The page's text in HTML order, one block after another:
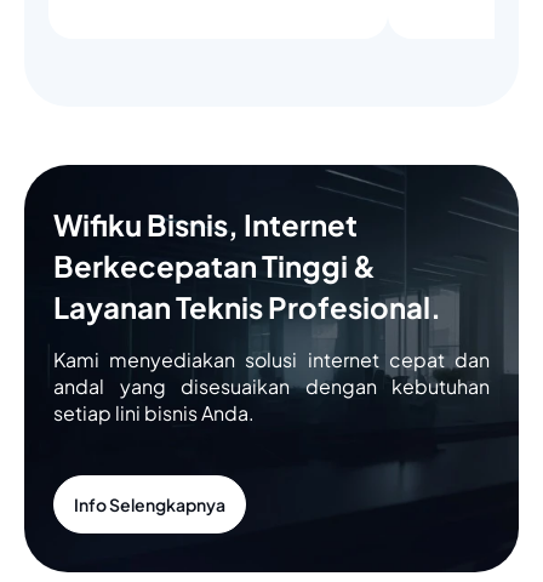
Wifiku Bisnis, Internet
Berkecepatan Tinggi &
Layanan Teknis Profesional.
Kami menyediakan solusi internet cepat dan
andal yang disesuaikan dengan kebutuhan
setiap lini bisnis Anda.
Info Selengkapnya